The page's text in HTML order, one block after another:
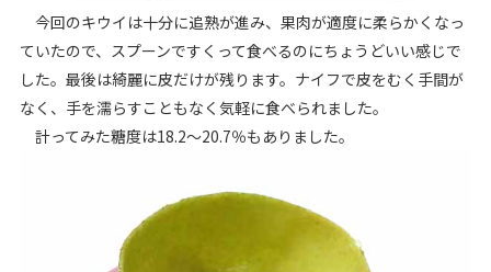
今回のキウイは十分に追熟が進み、果肉が適度に柔らかくなっ
ていたので、スプーンですくって食べるのにちょうどいい感じで
した。最後は綺麗に皮だけが残ります。ナイフで皮をむく手間が
なく、手を濡らすこともなく気軽に食べられました。
計ってみた糖度は18.2～20.7％もありました。